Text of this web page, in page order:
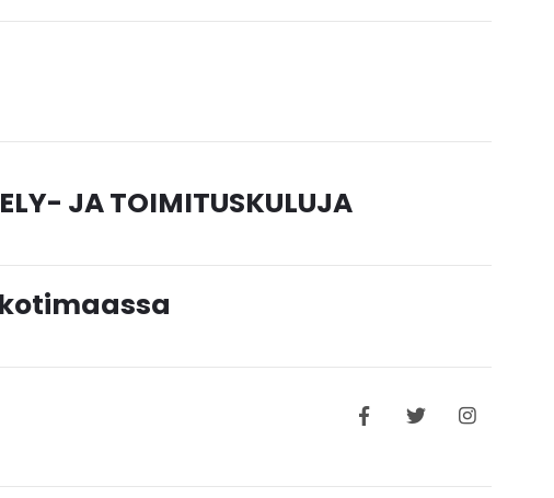
JA TOIMITUSKULUJA
kotimaassa